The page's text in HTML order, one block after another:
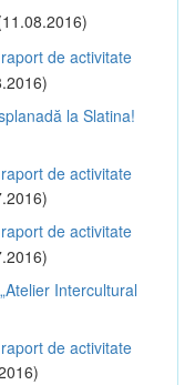
de activitate
la Slatina!
de activitate
de activitate
Intercultural
de activitate